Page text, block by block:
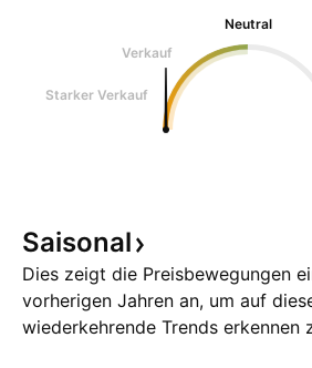
Neutral
Verkauf
Starker Verkauf
Saisonal
Dies zeigt die Preisbewegungen
vorherigen Jahren an, um auf
wiederkehrende Trends erkennen